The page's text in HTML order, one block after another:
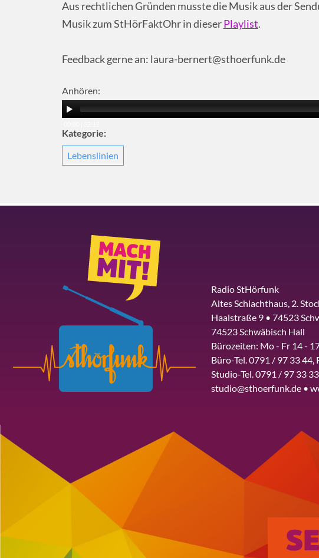
Aus rechtlichen Gründen musste die Musik aus der
Musik zum StHörFaktOhr in dieserPlaylist.
Feedback gerne an: laura-bernert@sthoerfunk.de
Anhören:
Kategorie:
Lebenslinien
Radio StHörfunk
Altes Schlachthaus, 2.
Haalstraße 9 • 74523
74523 Schwäbisch Hall
Bürozeiten: Mo - Fr 14 -
Büro-Tel. 0791 / 97 33 44,
Studio-Tel. 0791 / 97 33 33
studio@sthoerfunk.de •